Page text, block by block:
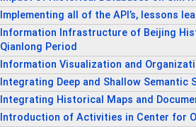
Implementing all of the API’s, lessons
Information Infrastructure of Beijing
Qianlong Period
Information Visualization and
Integrating Deep and Shallow
Integrating Historical Maps and
Introduction of Activities in Center for